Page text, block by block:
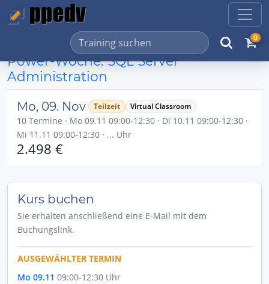
0
Power-Woche: SQL Server
Administration
Mo, 09. Nov Teilzeit Virtual Classroom
10 Termine · Mo 09.11 09:00-12:30 · Di 10.11 09:00-12:30 ·
Mi 11.11 09:00-12:30 · ... Uhr
2.498 €
Kurs buchen
Sie erhalten anschließend eine E-Mail mit dem
Buchungslink.
AUSGEWÄHLTER TERMIN
Mo 09.11 09:00-12:30 Uhr